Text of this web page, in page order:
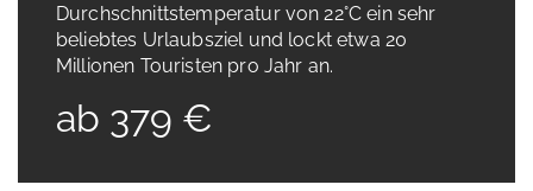
Durchschnittstemperatur von 22°C ein sehr
beliebtes Urlaubsziel und lockt etwa 20
Millionen Touristen pro Jahr an.
ab 379 €